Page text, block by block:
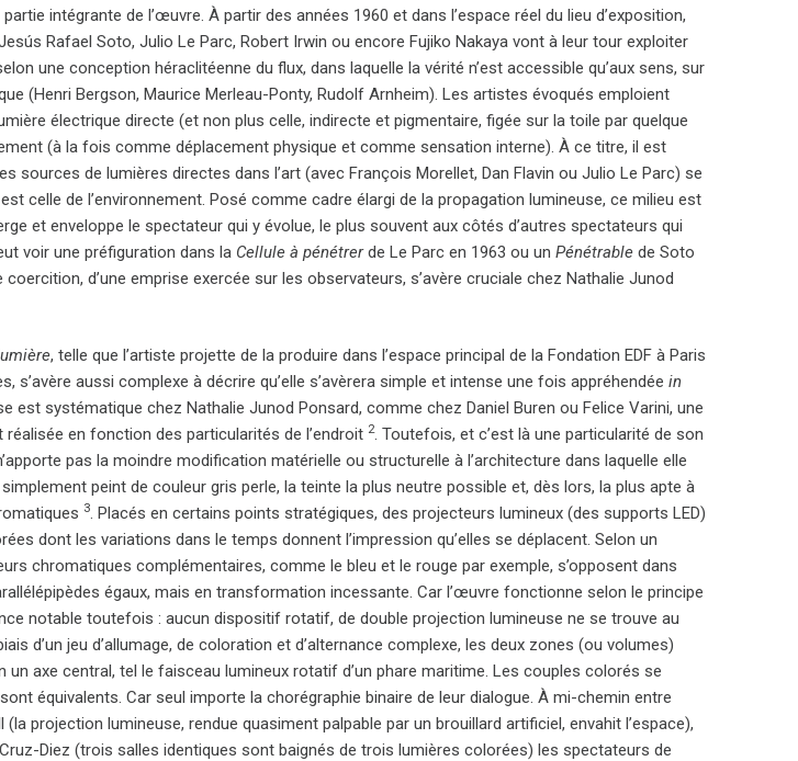
intégrante de l’œuvre. À partir des années 1960 et dans l’espace réel du lieu d’exposition,
Rafael Soto, Julio Le Parc, Robert Irwin ou encore Fujiko Nakaya vont à leur tour exploiter
une conception héraclitéenne du flux, dans laquelle la vérité n’est accessible qu’aux sens, sur
(Henri Bergson, Maurice Merleau-Ponty, Rudolf Arnheim). Les artistes évoqués emploient
électrique directe (et non plus celle, indirecte et pigmentaire, figée sur la toile par quelque
(à la fois comme déplacement physique et comme sensation interne). À ce titre, il est
sources de lumières directes dans l’art (avec François Morellet, Dan Flavin ou Julio Le Parc) se
celle de l’environnement. Posé comme cadre élargi de la propagation lumineuse, ce milieu est
et enveloppe le spectateur qui y évolue, le plus souvent aux côtés d’autres spectateurs qui
voir une préfiguration dans la Cellule à pénétrerde Le Parc en 1963 ou unPénétrablede Soto
coercition, d’une emprise exercée sur les observateurs, s’avère cruciale chez Nathalie Junod
, telle que l’artiste projette de la produire dans l’espace principal de la Fondation EDF à Paris
s’avère aussi complexe à décrire qu’elle s’avèrera simple et intense une fois appréhendéein
est systématique chez Nathalie Junod Ponsard, comme chez Daniel Buren ou Felice Varini, une
en fonction des particularités de l’endroit 2. Toutefois, et c’est là une particularité de son
pas la moindre modification matérielle ou structurelle à l’architecture dans laquelle elle
peint de couleur gris perle, la teinte la plus neutre possible et, dès lors, la plus apte à
3. Placés en certains points stratégiques, des projecteurs lumineux (des supports LED)
dont les variations dans le temps donnent l’impression qu’elles se déplacent. Selon un
chromatiques complémentaires, comme le bleu et le rouge par exemple, s’opposent dans
égaux, mais en transformation incessante. Car l’œuvre fonctionne selon le principe
notable toutefois : aucun dispositif rotatif, de double projection lumineuse ne se trouve au
d’un jeu d’allumage, de coloration et d’alternance complexe, les deux zones (ou volumes)
un axe central, tel le faisceau lumineux rotatif d’un phare maritime. Les couples colorés se
équivalents. Car seul importe la chorégraphie binaire de leur dialogue. À mi-chemin entre
(la projection lumineuse, rendue quasiment palpable par un brouillard artificiel, envahit l’espace),
Diez (trois salles identiques sont baignés de trois lumières colorées) les spectateurs de